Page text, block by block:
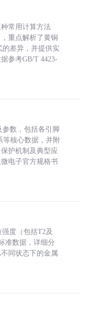
常用计算方法
重点解析了黄铜
的差异，并提供实
参考GB/T 4423-
参数，包括各引脚
等核心数据，并附
护机制及典型应
电子官方规格书
度（包括T2及
准数据，详细分
同状态下的金属